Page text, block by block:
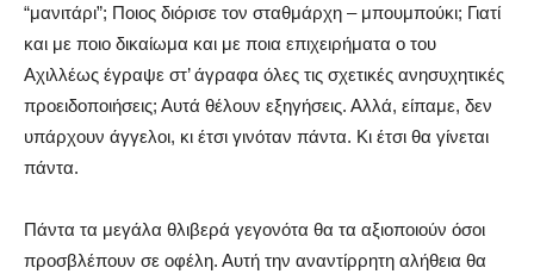
“μανιτάρι”; Ποιος διόρισε τον σταθμάρχη – μπουμπούκι; Γιατί
και με ποιο δικαίωμα και με ποια επιχειρήματα ο του
Αχιλλέως έγραψε στ’ άγραφα όλες τις σχετικές ανησυχητικές
προειδοποιήσεις; Αυτά θέλουν εξηγήσεις. Αλλά, είπαμε, δεν
υπάρχουν άγγελοι, κι έτσι γινόταν πάντα. Κι έτσι θα γίνεται
πάντα.
Πάντα τα μεγάλα θλιβερά γεγονότα θα τα αξιοποιούν όσοι
προσβλέπουν σε οφέλη. Αυτή την αναντίρρητη αλήθεια θα